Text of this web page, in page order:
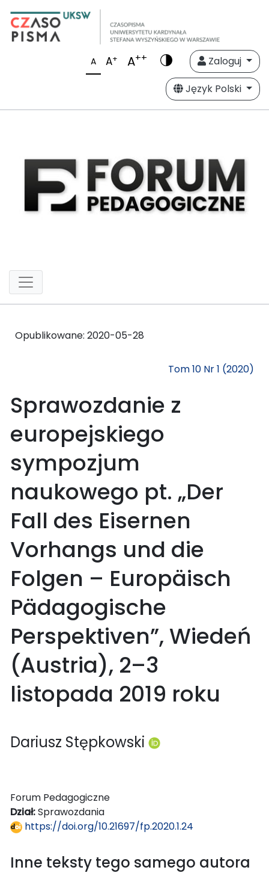
A A+ A++
Zaloguj
Język Polski
Opublikowane: 2020-05-28
Tom 10 Nr 1 (2020)
Sprawozdanie z
europejskiego
sympozjum
naukowego pt. „Der
Fall des Eisernen
Vorhangs und die
Folgen – Europäisch
Pädagogische
Perspektiven”, Wiedeń
(Austria), 2–3
listopada 2019 roku
Dariusz Stępkowski
Forum Pedagogiczne
Dział:Sprawozdania
https://doi.org/10.21697/fp.2020.1.24
Inne teksty tego samego autora